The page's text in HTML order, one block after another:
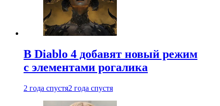
В Diablo 4 добавят новый режим
с элементами рогалика
2 года спустя2 года спустя